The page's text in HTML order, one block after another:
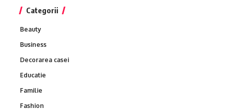
Categorii
Beauty
Business
Decorarea casei
Educatie
Familie
Fashion